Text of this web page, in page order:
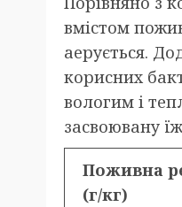
вмістом
аерується.
корисних
вологим і
засвоювану
Поживна
(г/кг)